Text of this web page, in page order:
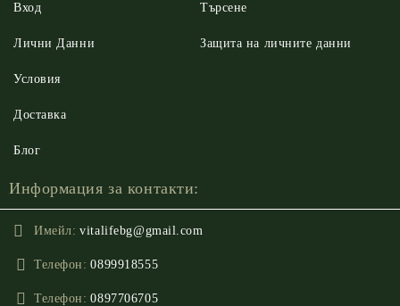
Вход Търсене
Лични Данни
Условия
Доставка
Блог
Защита на личните данни
Информация за контакти:
Имейл: vitalifebg@gmail.com
Телефон: 0899918555
Телефон: 0897706705